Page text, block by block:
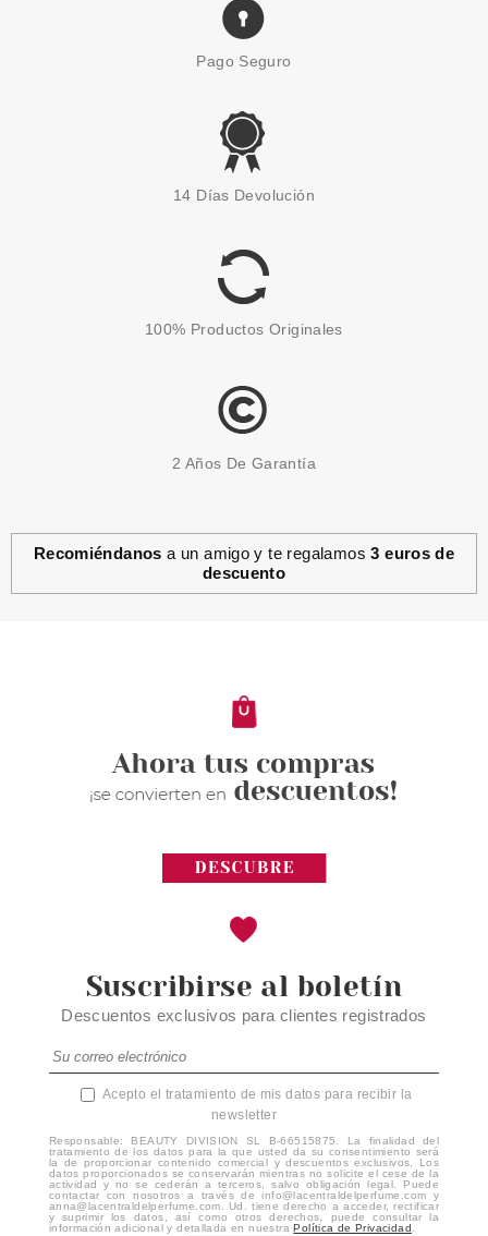
CAROLINA HERRERA
GIRL HAIR MIST 30 ML
23.95€
CAROLINA HERRERA
48.95€
Pago Seguro
14 Días Devolución
100% Productos Originales
2 Años De Garantía
Recomiéndanos a un amigo y te regalamos3 euros de
descuento
Suscribirse al boletín
Descuentos exclusivos para clientes registrados
Acepto el tratamiento de mis datos para recibir la
newsletter
Responsable: BEAUTY DIVISION SL B-66515875. La finalidad del
tratamiento de los datos para la que usted da su consentimiento será
la de proporcionar contenido comercial y descuentos exclusivos. Los
datos proporcionados se conservarán mientras no solicite el cese de la
actividad y no se cederán a terceros, salvo obligación legal. Puede
contactar con nosotros a través de info@lacentraldelperfume.com y
anna@lacentraldelperfume.com. Ud. tiene derecho a acceder, rectificar
y suprimir los datos, así como otros derechos, puede consultar la
información adicional y detallada en nuestraPolítica de Privacidad